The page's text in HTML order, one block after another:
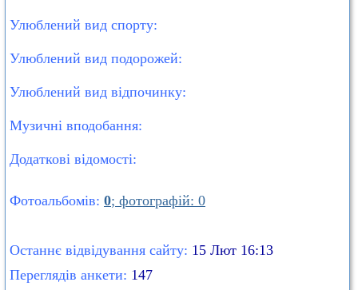
Улюблений вид спорту:
Улюблений вид подорожей:
Улюблений вид відпочинку:
Музичні вподобання:
Додаткові відомості:
Фотоальбомів: 0; фотографій: 0
Останнє відвідування сайту: 15 Лют 16:13
Переглядів анкети: 147